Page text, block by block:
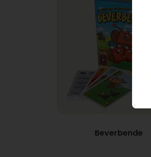
Beverbende